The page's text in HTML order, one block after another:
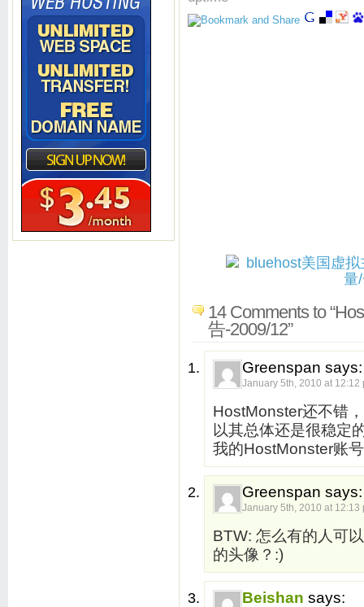
14 Comments to
告-2009/12”
Greenspan says:
January 5th, 2010 at 12:12
HostMonster还不错
以其总体还是很稳定
我的HostMonster账
Greenspan says:
January 5th, 2010 at 12:13
BTW: 怎么有的人可
的头像？:)
Beishan says: